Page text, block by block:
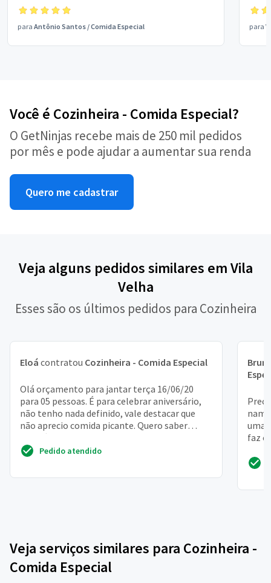
para Antônio Santos /Comida Especial para
Você é Cozinheira - Comida Especial?
O GetNinjas recebe mais de 250 mil pedidos
por mês e pode ajudar a aumentar sua renda
Quero me cadastrar
Veja alguns pedidos similares em Vila
Velha
Esses são os últimos pedidos para Cozinheira
Eloá contratou Cozinheira - Comida Especial
Olá orçamento para jantar terça 16/06/20
para 05 pessoas. É para celebrar aniversário,
não tenho nada definido, vale destacar que
não aprecio comida picante. Quero saber
também se aceitam...
Pedido atendido
uma
faz
Veja serviços similares para Cozinheira -
Comida Especial